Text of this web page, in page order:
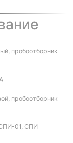
пробоотборник
пробоотборник
01, СПИ